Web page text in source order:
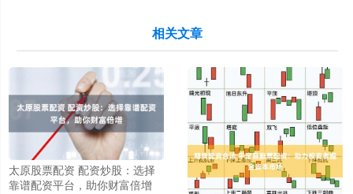
相关文章
太原股票配资 配资炒股：选择
靠谱配资平台，助你财富倍增